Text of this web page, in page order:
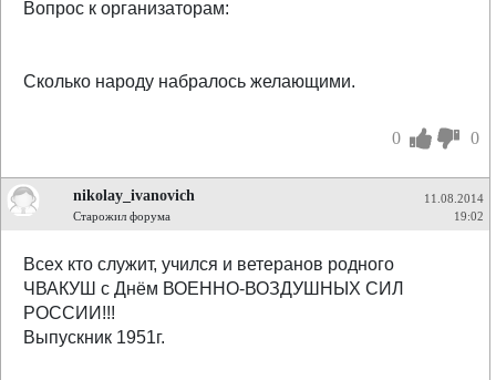
Вопрос к организаторам:
Сколько народу набралось желающими.
0 0
nikolay_ivanovich
Старожил форума
11.08.2014
19:02
Всех кто служит, учился и ветеранов родного
ЧВАКУШ с Днём ВОЕННО-ВОЗДУШНЫХ СИЛ
РОССИИ!!!
Выпускник 1951г.